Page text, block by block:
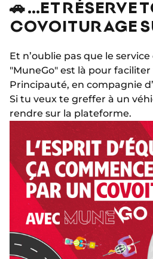
🚗 …ET RÉSERVE
COVOITURAGE
Et n’oublie pas que le
"MuneGo" est là pour faciliter
Principauté, en compagnie
Si tu veux te greffer à un
rendre sur la plateforme.